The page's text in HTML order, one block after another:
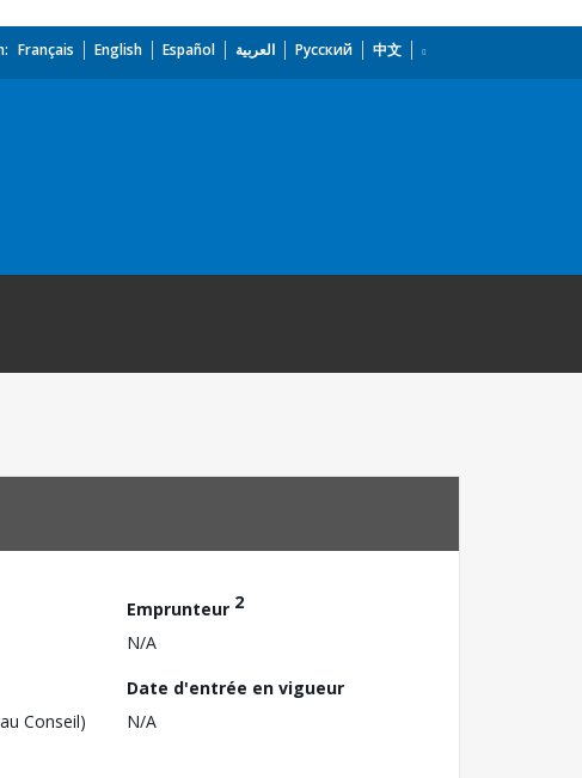
Français English Español العربية Русский 中文
Emprunteur 2
N/A
Conseil)
Date d'entrée en vigueur
N/A